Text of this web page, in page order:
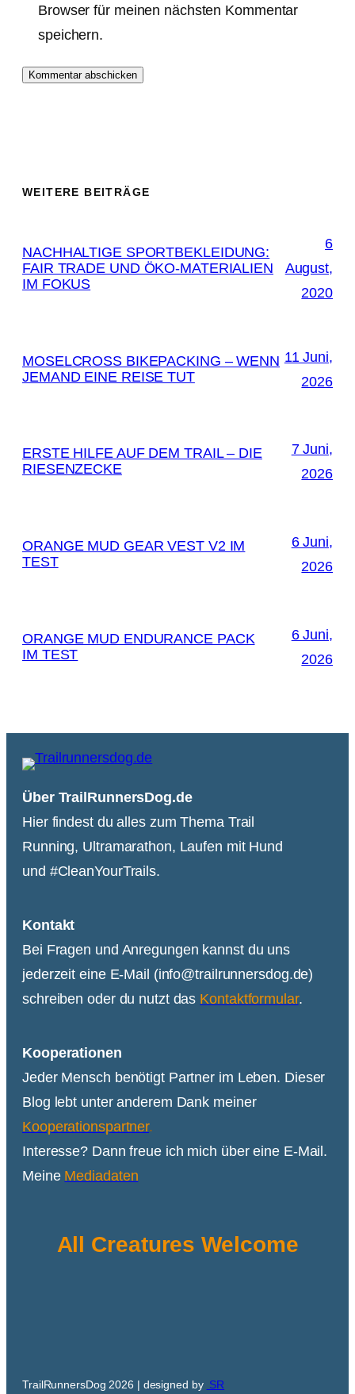
Browser für meinen nächsten Kommentar
speichern.
WEITERE BEITRÄGE
NACHHALTIGE SPORTBEKLEIDUNG:
FAIR TRADE UND ÖKO-MATERIALIEN
IM FOKUS
6
August,
2020
MOSELCROSS BIKEPACKING – WENN
JEMAND EINE REISE TUT
11 Juni,
2026
ERSTE HILFE AUF DEM TRAIL – DIE
RIESENZECKE
7 Juni,
2026
ORANGE MUD GEAR VEST V2 IM
TEST
6 Juni,
2026
ORANGE MUD ENDURANCE PACK
IM TEST
6 Juni,
2026
Über TrailRunnersDog.de
Hier findest du alles zum Thema Trail
Running, Ultramarathon, Laufen mit Hund
und #CleanYourTrails.
Kontakt
Bei Fragen und Anregungen kannst du uns
jederzeit eine E-Mail (info@trailrunnersdog.de)
schreiben oder du nutzt das Kontaktformular.
Kooperationen
Jeder Mensch benötigt Partner im Leben. Dieser
Blog lebt unter anderem Dank meiner
Kooperationspartner.
Interesse? Dann freue ich mich über eine E-Mail.
Meine Mediadaten
All Creatures Welcome
TrailRunnersDog 2026 | designed by SR